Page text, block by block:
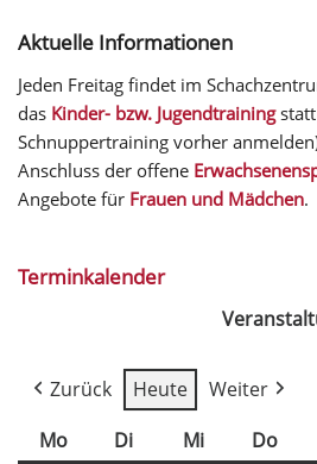
Aktuelle Informationen
Jeden Freitag findet im
das Kinder- bzw. Jugendtrainingstatt
Schnuppertraining vorher
Anschluss der offene
Angebote für Frauen und Mädchen.
Terminkalender
Zurück Heute
Weiter
Mo
Di Mi Do